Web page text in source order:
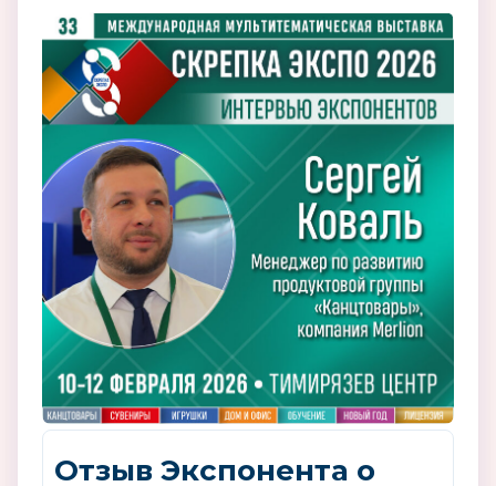
Отзыв Экспонента о